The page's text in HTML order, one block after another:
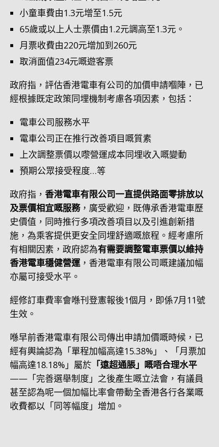
小童車費由1.3元增至1.5元
65歲或以上人士票價由1.2元調高至1.3元。
月票收費由220元增加到260元
取消面值234元嘅遊客票
政府指，評估香港電車有公司的加價申請嗰陣，已
經根據既定政策同埋機制考慮各項因素，包括：
電車公司服務水平
電車公司正在推行改善項目嘅質素
上次調整票價以嚟營運成本同埋收入嘅變動
預期公眾接受程度…等
政府指， 香港電車有限公司一直提供路面零排放以
及票價相宜嘅服務，廣受歡迎，既傳承香港電車歷
史價值，同時推行多項改善項目以及引進創新措
施，為乘客提供更安全同埋舒適嘅旅程。經考慮所
有相關因素，政府認為有需要調整電車票價以維持
香港電車穩健營運，香港電車有限公司嘅建議加幅
亦屬可接受水平。
經修訂車費率會喺刊登憲報後1個月，即係7月11號
生效。
喺早前香港電車有限公司傳出申請加價嘅時候，已
經有輿論認為「單程加幅高達15.38%」、「月票加
幅高達18.18%」屬於 「遠超通脹」嘅唔合理水平
——「完善選舉制度」之後產生嘅立法會，有議員
甚至認為呢一個加幅比率會帶動全香港各行各業嘅
收費都以「同等幅度」增加。